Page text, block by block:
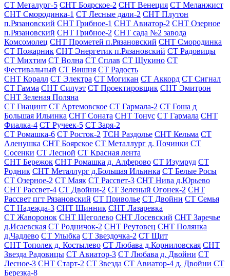
СТ Металург-5 СНТ Боярское-2 СНТ Венеция СТ Меланжист
СНТ Смородинка-1 СТ Лесные дали-2 СНТ Плутон
п.Рязановский СНТ Грибное-1 СНТ Авиатор-2 СНТ Озерное
п.Рязановский СНТ Грибное-2 СНТ сада №2 завода
Комсомолец СНТ Прометей п.Рязановский СНТ Смородинка
СТ Пожарник СНТ Энергетик п.Рязановский СТ Радовицы
СТ Михтим СТ Волна СТ Сплав СТ Щукино СТ
Фестивальный СТ Вишня СТ Радость
СНТ Коралл СТ Электра СТ Могикан СТ Аккорд СТ Сигнал
СТ Гамма СНТ Силуэт СТ Проектировщик СНТ Эмитрон
СНТ Зеленая Поляна
СТ Гиацинт СТ Артемовское СТ Гармала-2 СТ Гоша д
Большая Ильинка СНТ Соната СНТ Тонус СТ Гармала СНТ
Фиалка-4 СТ Ручеек-5 СТ Заря-2
СТ Ромашка-6 СТ Росток-2 ТСН Раздолье СНТ Кельма СТ
Аленушка СНТ Боярское СТ Металлург д. Починки СТ
Сосенки СТ Лесной СТ Красная лента
СНТ Бережок СНТ Ромашка д. Алферово СТ Изумруд СТ
Родник СНТ Металлург д.Большая Ильинка СТ Белые Росы
СТ Озерное-2 СТ Маяк СТ Рассвет-3 СНТ Нива д.Юрьево
СНТ Рассвет-4 СТ Двойни-2 СТ Зеленый Огонек-2 СНТ
Рассвет пгт Рязановский СТ Приволье СТ Двойни СТ Семья
СТ Надежда-3 СНТ Шинник СНТ Лазаревка
СТ Жаворонок СНТ Щеголево СНТ Лосевский СНТ Заречье
д.Исаевская СТ Родничок-2 СНТ Реутовец СНТ Полянка
д.Чадлево СТ Улыбка СТ Звездочка-2 СТ Щит
СНТ Тополек д. Костылево СТ Любава д.Корниловская СНТ
Звезда Радовицы СТ Авиатор-3 СТ Любава д. Двойни СТ
Лесное-3 СНТ Старт-2 СТ Звезда СТ Авиатор-4 д. Двойни СТ
Березка-8